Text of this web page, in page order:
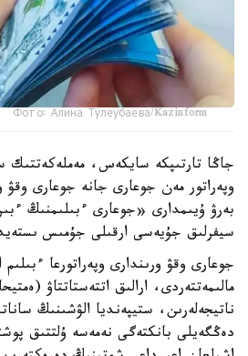
Фото: Алина Тулеубаева/Kazinform
جاڭا تارتىپكە سايكەس، مەملەكەتتىك
وپەراتور مەن جوعارى جانە جوعارى وقۋ
بەرۋ ۇيىمدارى «جوعارى ءبىلىمنىڭ
سيفرلىق جۇيەسى ارقىلى جۇمىس
جوعارى وقۋ ورىندارى وپەراتورعا ءبىلىم
مالىمەتتەردى، ارالىق اتتەستاتتاۋ
ناتيجەلەرىن، ستيپەنديا الۋشىنىڭ
دەڭگەيلى بانكتەگى نەمەسە ۇلتتىق